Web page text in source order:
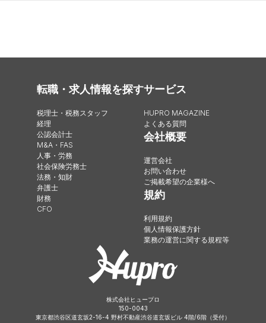
転職・求人情報を探す
税理士・税務スタッフ
経理
公認会計士
M&A・FAS
人事・労務
社会保険労務士
法務・知財
弁護士
財務
CFO
サービス
HUPRO MAGAZINE
よくある質問
会社概要
運営会社
お問い合わせ
ご掲載希望の企業様へ
規約
利用規約
個人情報保護方針
業務の運営に関する規程等
株式会社ヒュープロ
150-0043
東京都渋谷区道玄坂2-16-4 野村不動産渋谷道玄坂ビル 4階/6階（受付）